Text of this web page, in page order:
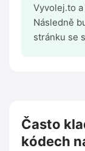
Vyvolej.to
Následně
stránku se
Často
kódech